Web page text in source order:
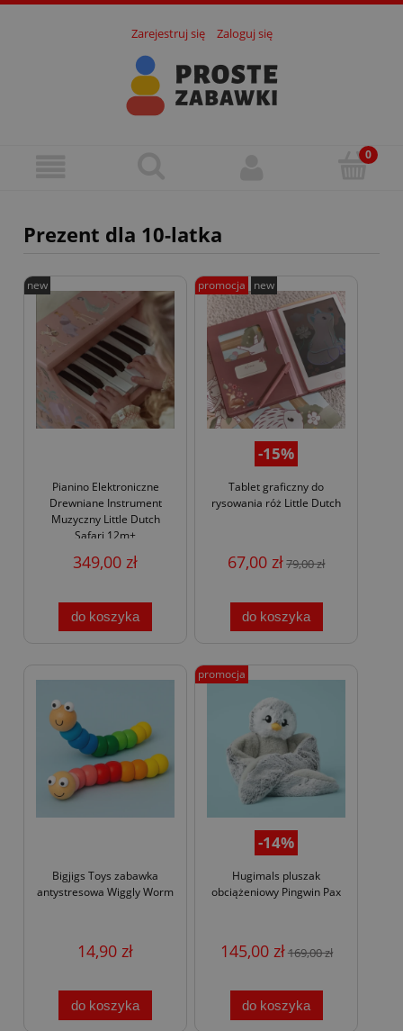
Zarejestruj się Zaloguj się
Prezent dla 10-latka
Pianino Elektroniczne
Drewniane Instrument
Muzyczny Little Dutch
Safari 12m+
349,00 zł
do koszyka
new
-15%
Tablet graficzny do
rysowania róż Little Dutch
67,00 zł79,00 zł
do koszyka
promocja new
Bigjigs Toys zabawka
antystresowa Wiggly Worm
14,90 zł
do koszyka
-14%
Hugimals pluszak
obciążeniowy Pingwin Pax
145,00 zł169,00 zł
do koszyka
promocja